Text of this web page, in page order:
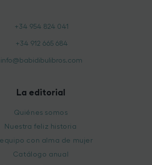
+34 954 824 041
+34 912 665 684
info@babidibulibros.com
La editorial
Quiénes somos
Nuestra feliz historia
con alma de mujer
Catálogo anual